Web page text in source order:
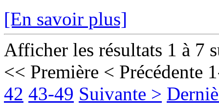
[En savoir plus]
Afficher les résultats 1 à 7
<< Première < Précédente
42 43-49 Suivante >